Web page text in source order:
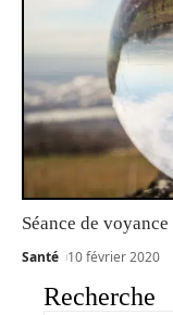
Séance de
Santé 10 février 2020
Recherche